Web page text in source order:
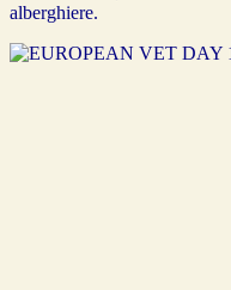
alberghiere.